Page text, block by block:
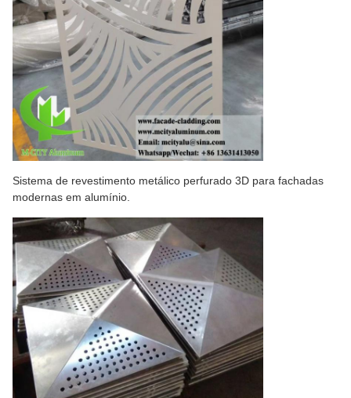
Sistema de revestimento metálico perfurado 3D para fachadas
modernas em alumínio.